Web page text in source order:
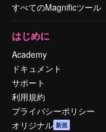
すべてのMagnificツール
はじめに
Academy
ドキュメント
サポート
利用規約
プライバシーポリシー
オリジナル 新規